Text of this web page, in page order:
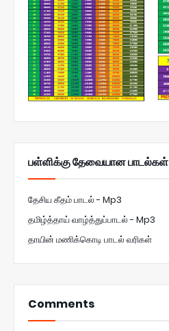
பள்ளிக்கு தேவையான பாடல்கள்
தேசிய கீதம் பாடல் - Mp3
தமிழ்த்தாய் வாழ்த்துப்பாடல் - Mp3
தாயின் மணிக்கொடி பாடல் வரிகள்
Comments